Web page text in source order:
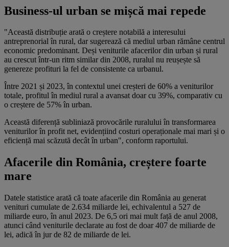
Business-ul urban se mișcă mai repede
"Această distribuție arată o creștere notabilă a interesului
antreprenorial în rural, dar sugerează că mediul urban rămâne centrul
economic predominant. Deși veniturile afacerilor din urban și rural
au crescut într-un ritm similar din 2008, ruralul nu reușește să
genereze profituri la fel de consistente ca urbanul.
Între 2021 și 2023, în contextul unei creșteri de 60% a veniturilor
totale, profitul în mediul rural a avansat doar cu 39%, comparativ cu
o creștere de 57% în urban.
Această diferență subliniază provocările ruralului în transformarea
veniturilor în profit net, evidențiind costuri operaționale mai mari și o
eficiență mai scăzută decât în urban", conform raportului.
Afacerile din România, creștere foarte
mare
Datele statistice arată că toate afacerile din România au generat
venituri cumulate de 2.634 miliarde lei, echivalentul a 527 de
miliarde euro, în anul 2023. De 6,5 ori mai mult față de anul 2008,
atunci când veniturile declarate au fost de doar 407 de miliarde de
lei, adică în jur de 82 de miliarde de lei.